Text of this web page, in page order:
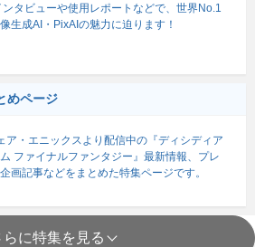
ンタビューや使用レポートなどで、世界No.1
生成AI・PixAIの魅力に迫ります！
めページ
ア・エニックスより配信中の『ディシディア
ファイナルファンタジー』最新情報、プレ
画記事などをまとめた特集ページです。
らに特集を見る